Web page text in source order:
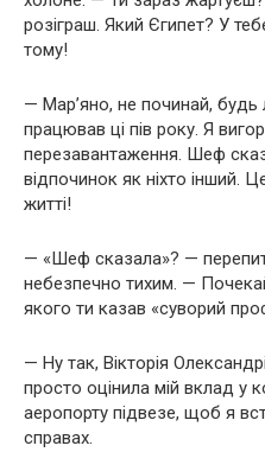
розіграш. Який Єгипет? У
тому!
— Мар’яно, не починай,
працював ці пів року. Я
перезавантаження. Шеф
відпочинок як ніхто інший.
житті!
— «Шеф сказала»? —
небезпечно тихим. —
якого ти казав «суворий
— Ну так, Вікторія
просто оцінила мій вклад у
аеропорту підвезе, щоб я
справах.